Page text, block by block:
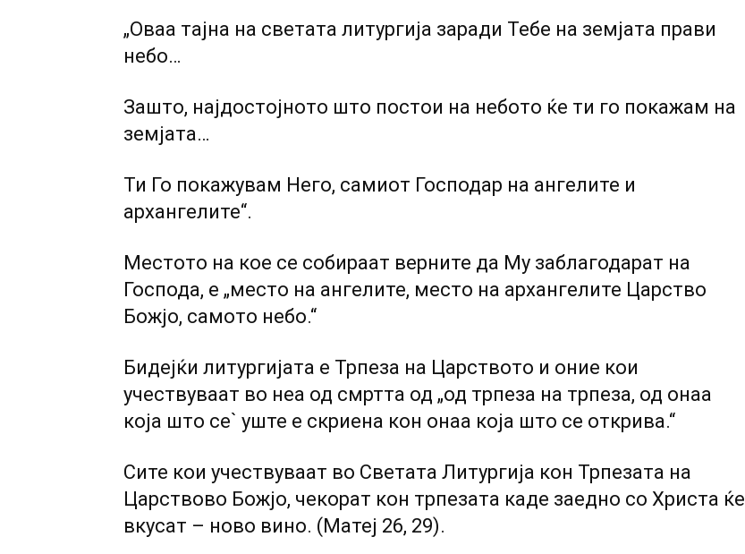
„Оваа тајна на светата литургија заради Тебе на земјата прави
небо…
Зашто, најдостојното што постои на небото ќе ти го покажам на
земјата…
Ти Го покажувам Него, самиот Господар на ангелите и
архангелите“.
Местото на кое се собираат верните да Му заблагодарат на
Господа, е „место на ангелите, место на архангелите Царство
Божјо, самото небо.“
Бидејќи литургијата е Трпеза на Царството и оние кои
учествуваат во неа од смртта од „од трпеза на трпеза, од онаа
која што се` уште е скриена кон онаа која што се открива.“
Сите кои учествуваат во Светата Литургија кон Трпезата на
Царствово Божјо, чекорат кон трпезата каде заедно со Христа ќе
вкусат – ново вино. (Матеј 26, 29).